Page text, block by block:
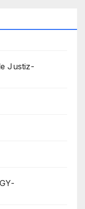
Justiz-